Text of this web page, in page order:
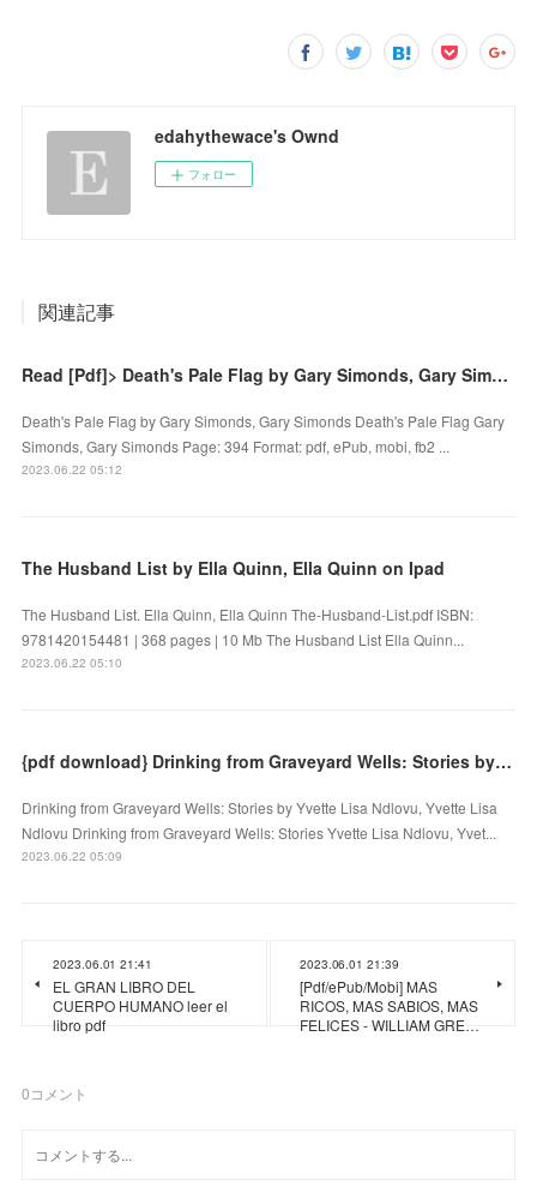
edahythewace's Ownd
フォロー
関連記事
Read [Pdf]> Death's Pale Flag by Gary Simonds, Gary Simonds
Death's Pale Flag by Gary Simonds, Gary Simonds Death's Pale Flag Gary
Simonds, Gary Simonds Page: 394 Format: pdf, ePub, mobi, fb2 ...
2023.06.22 05:12
The Husband List by Ella Quinn, Ella Quinn on Ipad
The Husband List. Ella Quinn, Ella Quinn The-Husband-List.pdf ISBN:
9781420154481 | 368 pages | 10 Mb The Husband List Ella Quinn...
2023.06.22 05:10
{pdf download} Drinking from Graveyard Wells: Stories by Yvette Lisa Ndlovu, Yvette Lisa Ndlovu
Drinking from Graveyard Wells: Stories by Yvette Lisa Ndlovu, Yvette Lisa
Ndlovu Drinking from Graveyard Wells: Stories Yvette Lisa Ndlovu, Yvet...
2023.06.22 05:09
2023.06.01 21:41
EL GRAN LIBRO DEL
CUERPO HUMANO leer el
libro pdf
2023.06.01 21:39
[Pdf/ePub/Mobi] MAS
RICOS, MAS SABIOS, MAS
FELICES - WILLIAM GRE…
0コメント